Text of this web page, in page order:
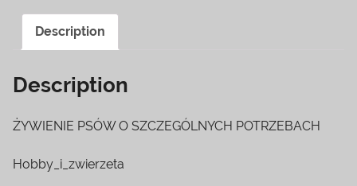
Description
Description
ŻYWIENIE PSÓW O SZCZEGÓLNYCH POTRZEBACH
Hobby_i_zwierzeta